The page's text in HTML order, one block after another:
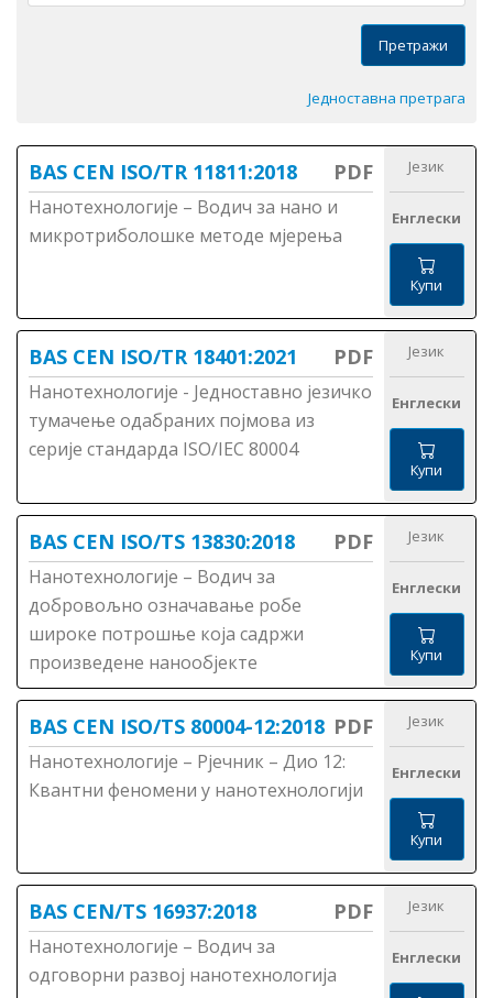
Претражи
Једноставна претрага
BAS CEN ISO/TR 11811:2018 PDF
Нанотехнологије – Водич за нано и
микротриболошке методе мјерења
Језик
Енглески
Купи
BAS CEN ISO/TR 18401:2021 PDF
Нанотехнологије - Једноставно језичко
тумачење одабраних појмова из
серије стандарда ISO/IEC 80004
Језик
Енглески
Купи
BAS CEN ISO/TS 13830:2018 PDF
Нанотехнологије – Водич за
добровољно означавање робе
широке потрошње која садржи
произведене нанообјекте
Језик
Енглески
Купи
BAS CEN ISO/TS 80004-12:2018 PDF
Нанотехнологије – Рјечник – Дио 12:
Квантни феномени у нанотехнологији
Језик
Енглески
Купи
BAS CEN/TS 16937:2018 PDF
Нанотехнологије – Водич за
одговорни развој нанотехнологија
Језик
Енглески